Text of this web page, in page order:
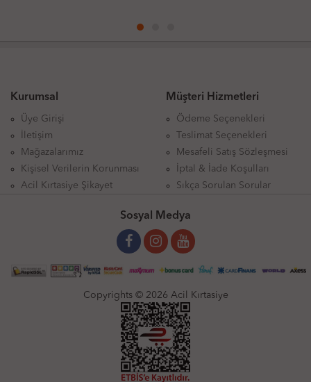
Kurumsal
Üye Girişi
İletişim
Mağazalarımız
Kişisel Verilerin Korunması
Acil Kırtasiye Şikayet
Müşteri Hizmetleri
Ödeme Seçenekleri
Teslimat Seçenekleri
Mesafeli Satış Sözleşmesi
İptal & İade Koşulları
Sıkça Sorulan Sorular
Sosyal Medya
Copyrights © 2026 Acil Kırtasiye